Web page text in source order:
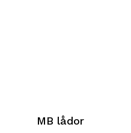
MB lådor